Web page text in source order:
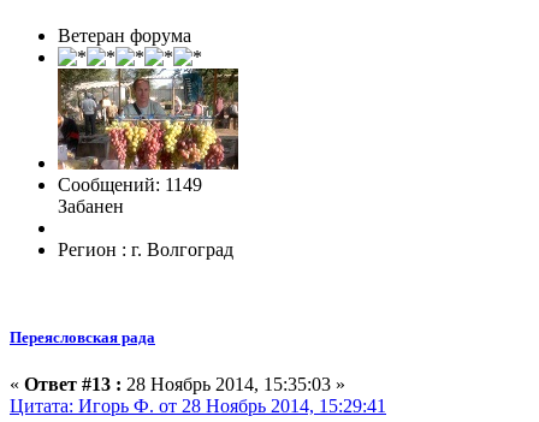
Ветеран форума
Сообщений: 1149
Забанен
Регион : г. Волгоград
Переясловская рада
« Ответ #13 : 28 Ноябрь 2014, 15:35:03 »
Цитата: Игорь Ф. от 28 Ноябрь 2014, 15:29:41